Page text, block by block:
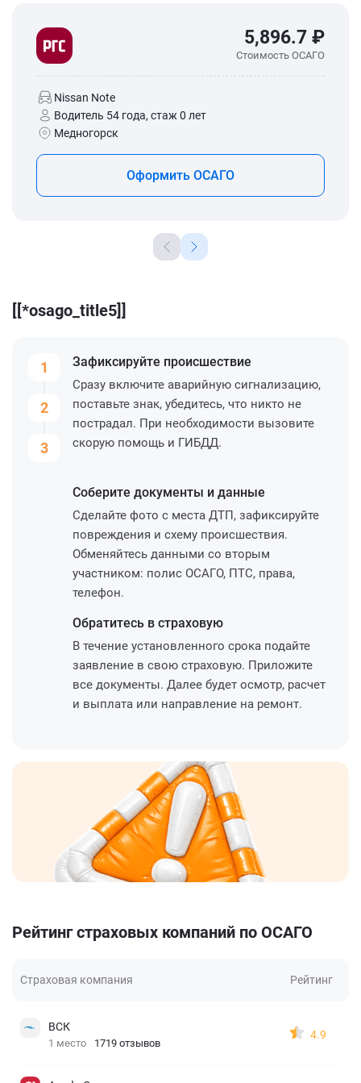
5,896.7 ₽
Стоимость ОСАГО
Nissan Note
Водитель 54 года, стаж 0 лет
Медногорск
Оформить ОСАГО
[[*osago_title5]]
1
2
3
Зафиксируйте происшествие
Сразу включите аварийную сигнализацию,
поставьте знак, убедитесь, что никто не
пострадал. При необходимости вызовите
скорую помощь и ГИБДД.
Соберите документы и данные
Сделайте фото с места ДТП, зафиксируйте
повреждения и схему происшествия.
Обменяйтесь данными со вторым
участником: полис ОСАГО, ПТС, права,
телефон.
Обратитесь в страховую
В течение установленного срока подайте
заявление в свою страховую. Приложите
все документы. Далее будет осмотр, расчет
и выплата или направление на ремонт.
Рейтинг страховых компаний по ОСАГО
Страховая компания Рейтинг
ВСК
1 место 1719 отзывов
4.9